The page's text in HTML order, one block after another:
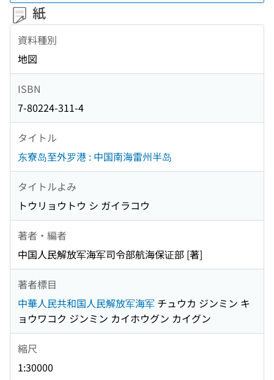
紙
資料種別
地図
ISBN
7-80224-311-4
タイトル
东寮岛至外罗港 : 中国南海雷州半岛
タイトルよみ
トウリョウトウ シ ガイラコウ
著者・編者
中国人民解放军海军司令部航海保证部 [著]
著者標目
中華人民共和国人民解放军海军 チュウカ ジンミン キ
ョウワコク ジンミン カイホウグン カイグン
縮尺
1:30000